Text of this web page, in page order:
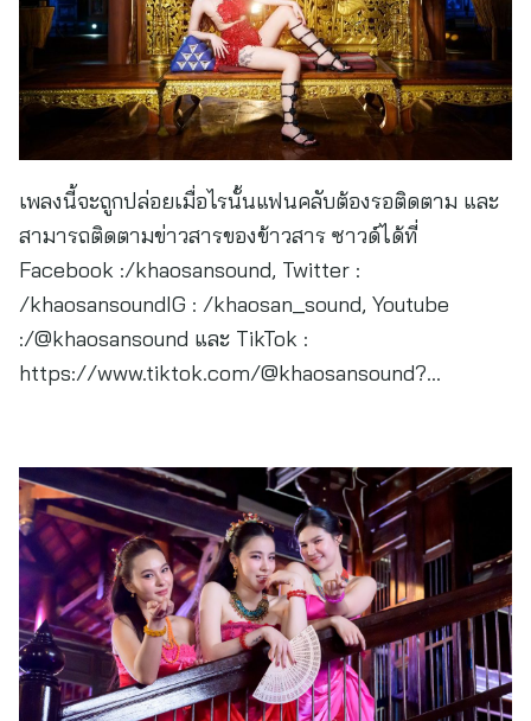
เพลงนี้จะถูกปล่อยเมื่อไรนั้นแฟนคลับต้องรอติดตาม และ
สามารถติดตามข่าวสารของข้าวสาร ซาวด์ได้ที่
Facebook :/khaosansound, Twitter :
/khaosansoundIG : /khaosan_sound, Youtube
:/@khaosansound และ TikTok :
https://www.tiktok.com/@khaosansound?…